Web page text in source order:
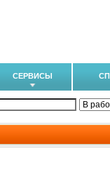
СЕРВИСЫ